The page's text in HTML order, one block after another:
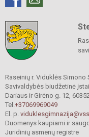
Raseinių r. Viduklės
Savivaldybės biudžetinė
Dariaus ir Girėno g. 12,
Tel.+37069969049
El. p.
Duomenys kaupiami ir
Juridinių asmenų registre